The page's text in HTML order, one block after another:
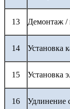
13 Демонтаж /
14 Установка
15 Установка
16 Удлинение